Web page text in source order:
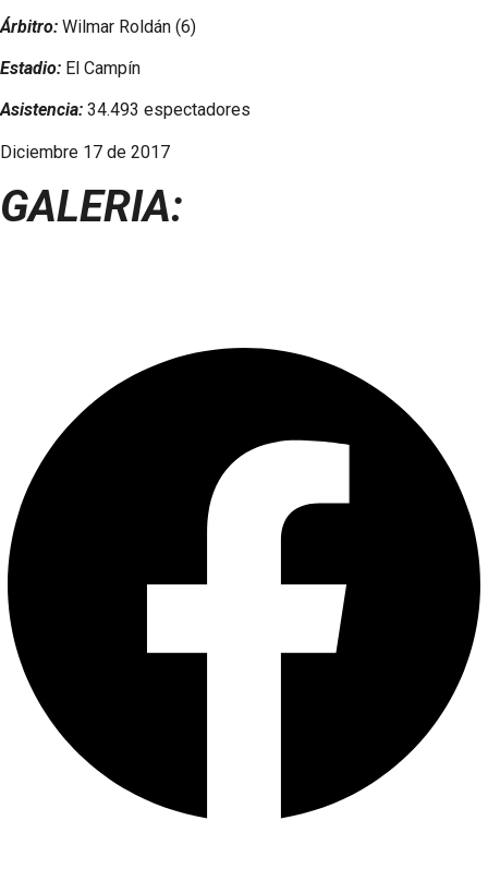
Árbitro: Wilmar Roldán (6)
Estadio: El Campín
Asistencia: 34.493 espectadores
Diciembre 17 de 2017
GALERIA: